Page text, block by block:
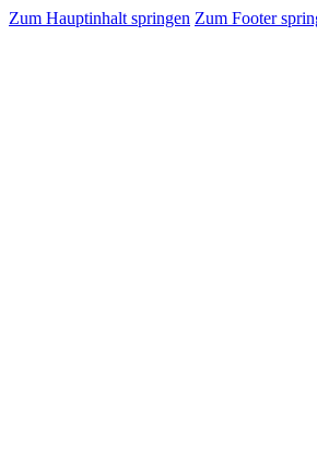
Zum Hauptinhalt springen Zum Footer